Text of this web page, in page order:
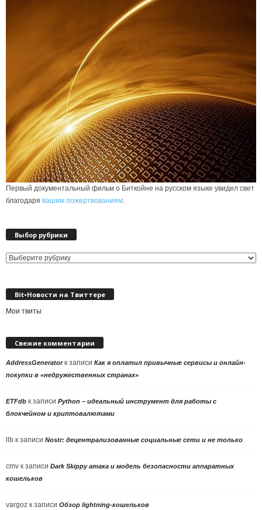
Первый документальный фильм о Биткойне на русском языке увидел свет
благодаря вашим пожертвованиям
Выбор рубрики
Выбор
Bit•Новости на Твиттере
Мои твиты
Свежие комментарии
AddressGeneratorк записи Как я оплатил привычные сервисы и онлайн-
покупки в «недружественных странах»
ETFdb к записи Python – идеальный инструмент для работы с
блокчейном и криптовалютами
llb к записи Nostr: децентрализованные социальные сети и не только
cmv к записи Dark Skippy атака и модель безопасности аппаратных
кошельков
vargoz к записи Обзор lightning-кошельков